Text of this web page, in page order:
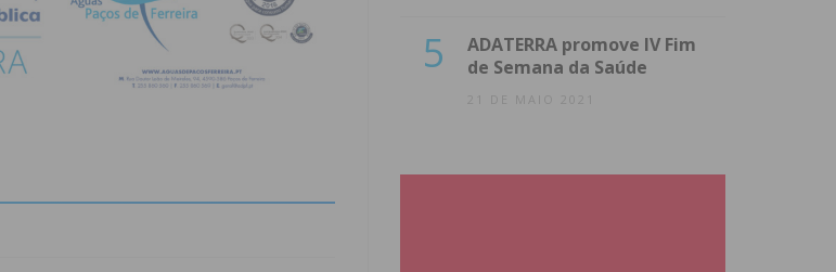
5
ADATERRA promove IV Fim
de Semana da Saúde
21 DE MAIO 2021